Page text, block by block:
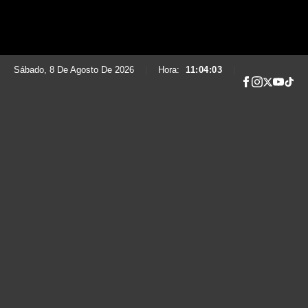
Sábado, 8 De Agosto De 2026 Hora: 11:04:04